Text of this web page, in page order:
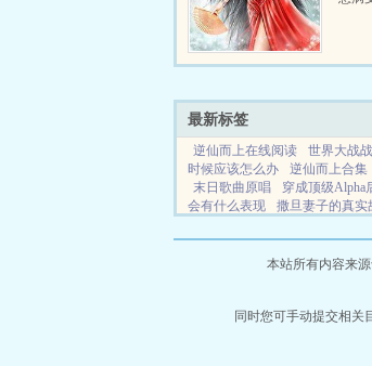
幕，
最新标签
逆仙而上在线阅读 世界大战
时候应该怎么办
逆仙而上合集
末日歌曲原唱
穿成顶级Alpha
会有什么表现
撒旦妻子的真实
妖妃介绍
傻子成精了她会说话
灵南小说 晨白小说 红
黛风小说 灵竹小说 梦幻
本站所有内容来
同时您可手动提交相关